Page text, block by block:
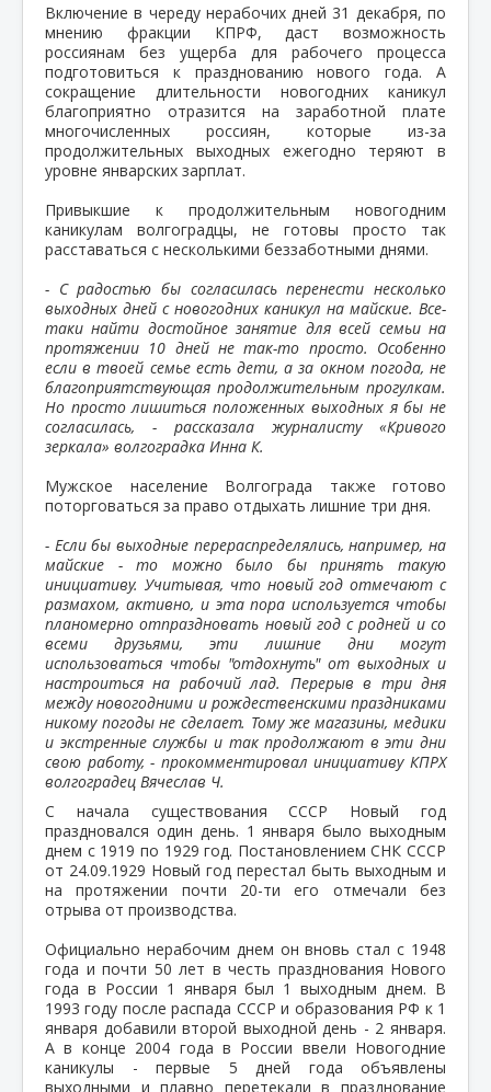
Включение в череду нерабочих дней 31 декабря, по
мнению фракции КПРФ, даст возможность
россиянам без ущерба для рабочего процесса
подготовиться к празднованию нового года. А
сокращение длительности новогодних каникул
благоприятно отразится на заработной плате
многочисленных россиян, которые из-за
продолжительных выходных ежегодно теряют в
уровне январских зарплат.
Привыкшие к продолжительным новогодним
каникулам волгоградцы, не готовы просто так
расставаться с несколькими беззаботными днями.
- С радостью бы согласилась перенести несколько
выходных дней с новогодних каникул на майские. Все-
таки найти достойное занятие для всей семьи на
протяжении 10 дней не так-то просто. Особенно
если в твоей семье есть дети, а за окном погода, не
благоприятствующая продолжительным прогулкам.
Но просто лишиться положенных выходных я бы не
согласилась, - рассказала журналисту «Кривого
зеркала» волгоградка Инна К.
Мужское население Волгограда также готово
поторговаться за право отдыхать лишние три дня.
- Если бы выходные перераспределялись, например, на
майские - то можно было бы принять такую
инициативу. Учитывая, что новый год отмечают с
размахом, активно, и эта пора используется чтобы
планомерно отпраздновать новый год с родней и со
всеми друзьями, эти лишние дни могут
использоваться чтобы "отдохнуть" от выходных и
настроиться на рабочий лад. Перерыв в три дня
между новогодними и рождественскими праздниками
никому погоды не сделает. Тому же магазины, медики
и экстренные службы и так продолжают в эти дни
свою работу, - прокомментировал инициативу КПРХ
волгоградец Вячеслав Ч.
С начала существования СССР Новый год
праздновался один день. 1 января было выходным
днем с 1919 по 1929 год. Постановлением СНК СССР
от 24.09.1929 Новый год перестал быть выходным и
на протяжении почти 20-ти его отмечали без
отрыва от производства.
Официально нерабочим днем он вновь стал с 1948
года и почти 50 лет в честь празднования Нового
года в России 1 января был 1 выходным днем. В
1993 году после распада СССР и образования РФ к 1
января добавили второй выходной день - 2 января.
А в конце 2004 года в России ввели Новогодние
каникулы - первые 5 дней года объявлены
выходными и плавно перетекали в празднование